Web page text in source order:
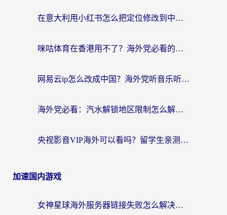
在意大利用小红书怎么把定位修改到中国国内？3个实用技巧+1个靠谱工具帮你搞定
咪咕体育在香港用不了？海外党必看的回国加速器选择指南（附3个真实场景解决方案）
网易云ip怎么改成中国？海外党听音乐听书的无痛解决方案
海外党必看：汽水解锁地区限制怎么解除？3招解决国内影音&生活服务难题
央视影音VIP海外可以看吗？留学生亲测有效的回国加速器选择指南
加速国内游戏
女神星球海外服务器链接失败怎么解决？海外党国服游戏加速避坑指南